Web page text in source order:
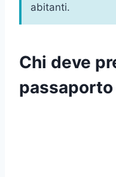
abitanti.
Chi deve